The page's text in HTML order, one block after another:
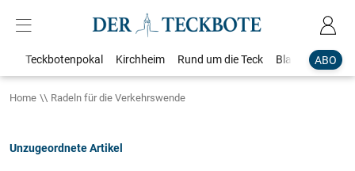
ABO
Teckbotenpokal Kirchheim Rund um die Teck Blaulicht
Home Radeln für die Verkehrswende
Unzugeordnete Artikel